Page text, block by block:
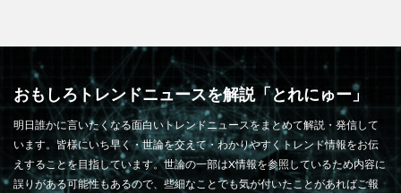
おもしろトレンドニュースを解説「とれにゅー」
明日誰かに言いたくなる面白いトレンドニュースをまとめて解説・発信して
います。皆様にいち早く・世論を交えて・わかりやすくトレンド情報をお伝
えすることを目指しています。世論の一部はX情報を参照しているため内容に
誤りがある可能性もあるので、些細なことでも気が付いたことがあればご報